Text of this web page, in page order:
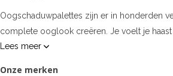
Oogschaduwpalettes zijn er in honderden
complete ooglook creëren. Je voelt je
Lees meer
Onze merken